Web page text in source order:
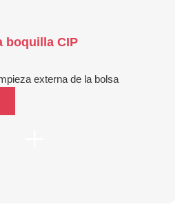
boquilla CIP
externa de la bolsa